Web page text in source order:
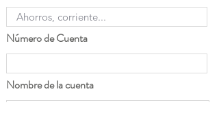
Número de Cuenta
Nombre de la cuenta